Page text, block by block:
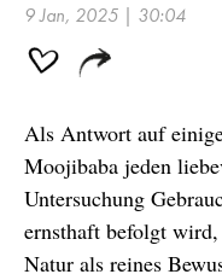
9 Jan, 2025 | 30:04
Als Antwort auf
Moojibaba jeden
Untersuchung
ernsthaft befolgt
Natur als reines